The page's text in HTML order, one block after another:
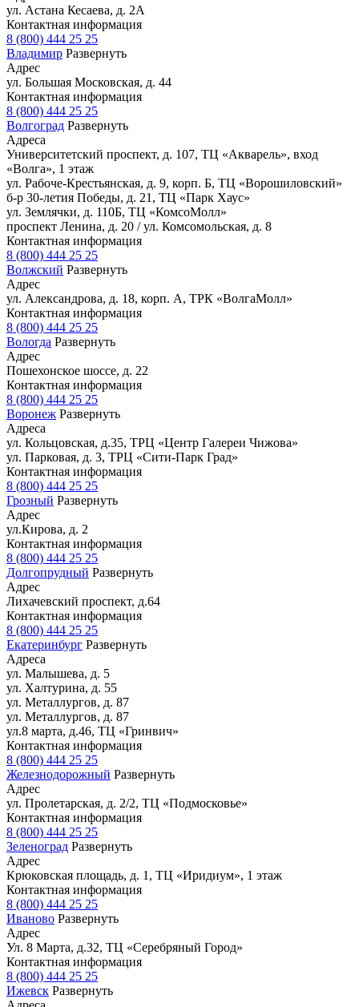
ул. Астана Кесаева, д. 2А
Контактная информация
8 (800) 444 25 25
Владимир Развернуть
Адрес
ул. Большая Московская, д. 44
Контактная информация
8 (800) 444 25 25
Волгоград Развернуть
Адреса
Университетский проспект, д. 107, ТЦ «Акварель», вход
«Волга», 1 этаж
ул. Рабоче-Крестьянская, д. 9, корп. Б, ТЦ «Ворошиловский»
б-р 30-летия Победы, д. 21, ТЦ «Парк Хаус»
ул. Землячки, д. 110Б, ТЦ «КомсоМолл»
проспект Ленина, д. 20 / ул. Комсомольская, д. 8
Контактная информация
8 (800) 444 25 25
Волжский Развернуть
Адрес
ул. Александрова, д. 18, корп. А, ТРК «ВолгаМолл»
Контактная информация
8 (800) 444 25 25
Вологда Развернуть
Адрес
Пошехонское шоссе, д. 22
Контактная информация
8 (800) 444 25 25
Воронеж Развернуть
Адреса
ул. Кольцовская, д.35, ТРЦ «Центр Галереи Чижова»
ул. Парковая, д. 3, ТРЦ «Сити-Парк Град»
Контактная информация
8 (800) 444 25 25
Грозный Развернуть
Адрес
ул.Кирова, д. 2
Контактная информация
8 (800) 444 25 25
Долгопрудный Развернуть
Адрес
Лихачевский проспект, д.64
Контактная информация
8 (800) 444 25 25
Екатеринбург Развернуть
Адреса
ул. Малышева, д. 5
ул. Халтурина, д. 55
ул. Металлургов, д. 87
ул. Металлургов, д. 87
ул.8 марта, д.46, ТЦ «Гринвич»
Контактная информация
8 (800) 444 25 25
Железнодорожный Развернуть
Адрес
ул. Пролетарская, д. 2/2, ТЦ «Подмосковье»
Контактная информация
8 (800) 444 25 25
Зеленоград Развернуть
Адрес
Крюковская площадь, д. 1, ТЦ «Иридиум», 1 этаж
Контактная информация
8 (800) 444 25 25
Иваново Развернуть
Адрес
Ул. 8 Марта, д.32, ТЦ «Серебряный Город»
Контактная информация
8 (800) 444 25 25
Ижевск Развернуть